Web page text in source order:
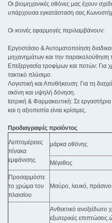
Οι βιομηχανικές οθόνες μας έχουν
υπάρχουσα εγκατάσταση
Οι κοινές εφαρμογές περιλαμβάνουν:
Εργοστάσιο & Αυτοματοποίηση
μηχανημάτων και την
Επεξεργασία τροφίμων και ποτών:
τακτικό πλύσιμο.
Λογιστική και Αποθήκευση: Για τη
σκόνη και υψηλή δόνηση.
Ιατρική & Φαρμακευτική: Σε
και η αξιοπιστία είναι κρίσιμες.
Προδιαγραφές προϊόντος
Λεπτομέρειες
πίνακα
εμφάνισης
μάρκα οθόνης
Μέγεθος
Προσαρμόστε
το χρώμα του
πλαισίου
Μαύρο, λευκό,
Ανθεκτικό ανοξείδωτο
εξωτερικές